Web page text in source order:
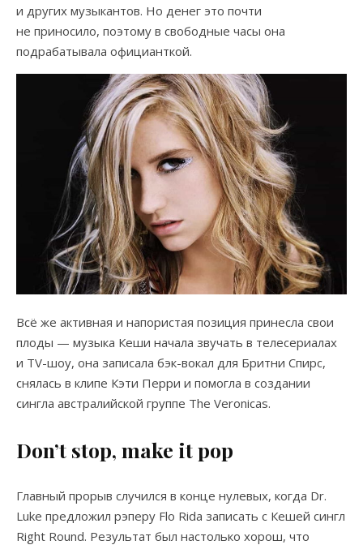
и других музыкантов. Но денег это почти
не приносило, поэтому в свободные часы она
подрабатывала официанткой.
Всё же активная и напористая позиция принесла свои
плоды — музыка Кеши начала звучать в телесериалах
и TV-шоу, она записала бэк-вокал для Бритни Спирс,
снялась в клипе Кэти Перри и помогла в создании
сингла австралийской группе The Veronicas.
Don’t stop, make it pop
Главный прорыв случился в конце нулевых, когда Dr.
Luke предложил рэперу Flo Rida записать с Кешей сингл
Right Round. Результат был настолько хорош, что